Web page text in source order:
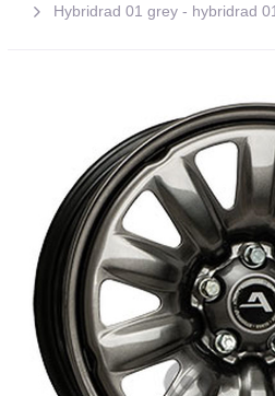
Hybridrad 01 grey - hybridrad